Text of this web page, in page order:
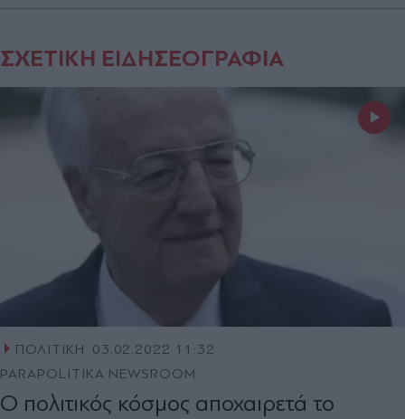
ΣΧΕΤΙΚΗ ΕΙΔΗΣΕΟΓΡΑΦΙΑ
ΠΟΛΙΤΙΚΗ
03.02.2022 11:32
PARAPOLITIKA NEWSROOM
Ο πολιτικός κόσμος αποχαιρετά το